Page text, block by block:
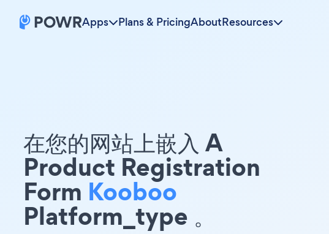
Apps Plans & PricingAboutResources
在您的网站上嵌入 A
Product Registration
Form Kooboo
Platform_type 。